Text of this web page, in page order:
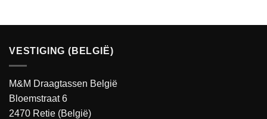
VESTIGING (BELGIË)
M&M Draagtassen België
Bloemstraat 6
2470 Retie (België)